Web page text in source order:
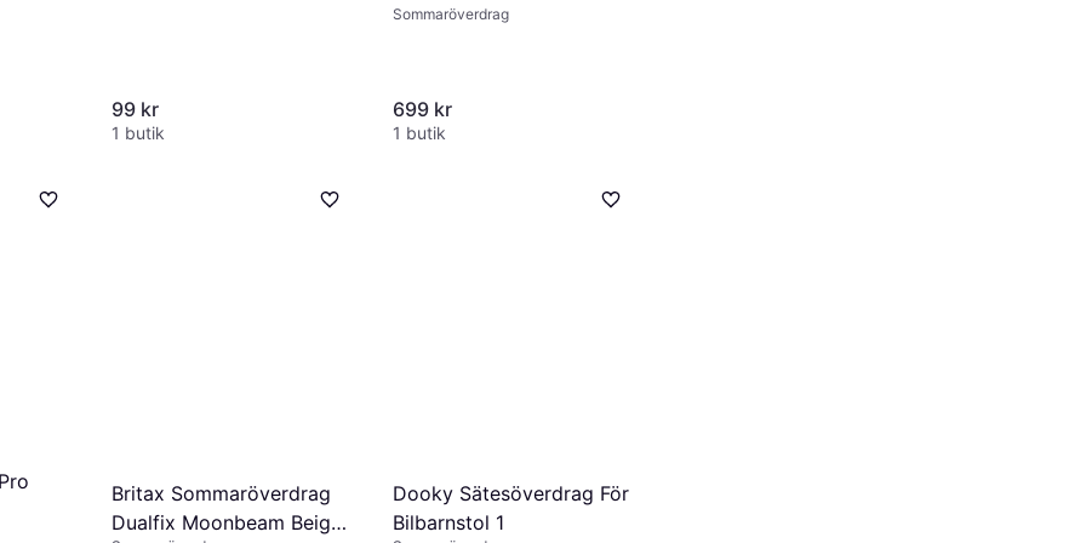
99 kr
1 butik
Lake Blue
Sommaröverdrag
699 kr
1 butik
Britax Sommaröverdrag
Dualfix Moonbeam Beige
Dooky Sätesöverdrag För
Bilbarnstol 1